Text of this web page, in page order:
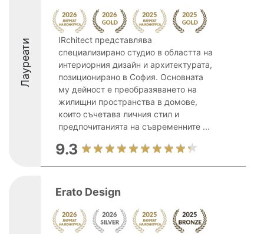
Лауреати
IRchitect представлява
специализирано студио в областта на
интериорния дизайн и архитектурата,
позиционирано в София. Основната
му дейност е преобразяването на
жилищни пространства в домове,
които съчетава личния стил и
предпочитанията на съвременните ...
9.3
Erato Design